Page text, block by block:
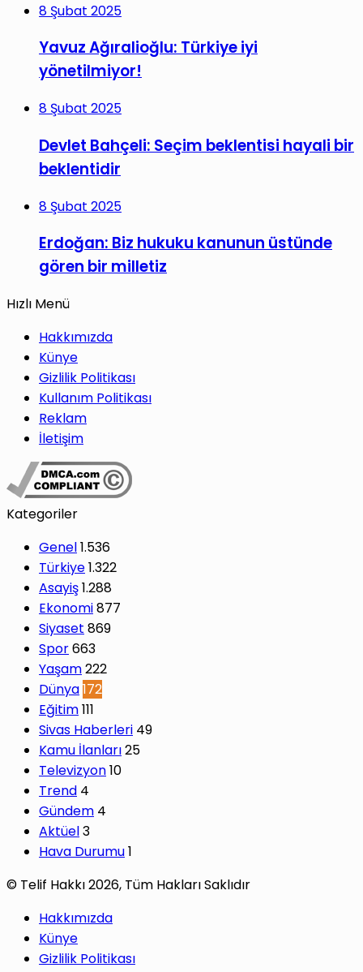
8 Şubat 2025
Yavuz Ağıralioğlu: Türkiye iyi
yönetilmiyor!
8 Şubat 2025
Devlet Bahçeli: Seçim beklentisi hayali bir
beklentidir
8 Şubat 2025
Erdoğan: Biz hukuku kanunun üstünde
gören bir milletiz
Hızlı Menü
Hakkımızda
Künye
Gizlilik Politikası
Kullanım Politikası
Reklam
İletişim
Kategoriler
Genel1.536
Türkiye1.322
Asayiş1.288
Ekonomi877
Siyaset 869
Spor663
Yaşam222
Dünya172
Eğitim111
Sivas Haberleri 49
Kamu İlanları25
Televizyon10
Trend 4
Gündem 4
Aktüel3
Hava Durumu1
© Telif Hakkı 2026, Tüm Hakları Saklıdır
Hakkımızda
Künye
Gizlilik Politikası